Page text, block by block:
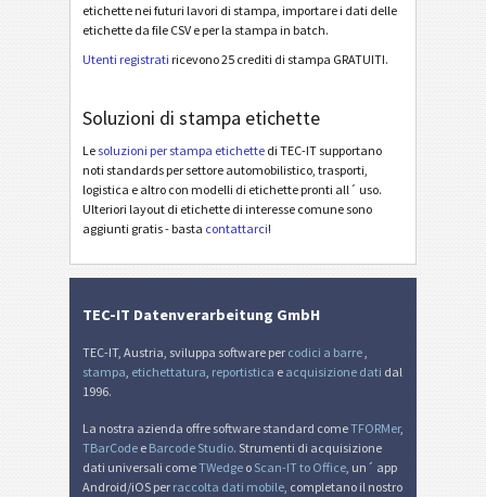
Galia ETI.9 - L3P License Plate - Master Mixed
B
BOSCH
MAT Etichette MAT
LTO Etichette LTO
I Etichette di inventario
€ Mandato SEPA
M Miscellanea
etichette nei futuri lavori di stampa, importare i dati delle
etichette da file CSV e per la stampa in batch.
Utenti registrati ricevono 25 crediti di stampa GRATUITI.
Soluzioni di stampa etichette
Le soluzioni per stampa etichette di TEC-IT supportano
noti standards per settore automobilistico, trasporti,
logistica e altro con modelli di etichette pronti all´ uso.
Ulteriori layout di etichette di interesse comune sono
aggiunti gratis - basta contattarci!
TEC-IT Datenverarbeitung GmbH
TEC-IT, Austria, sviluppa software per codici a barre,
stampa, etichettatura, reportistica e acquisizione dati dal
1996.
La nostra azienda offre software standard comeTFORMer,
TBarCode e Barcode Studio. Strumenti di acquisizione
dati universali comeTWedge o Scan-IT to Office, un´ app
Android/iOS per raccolta dati mobile, completano il nostro